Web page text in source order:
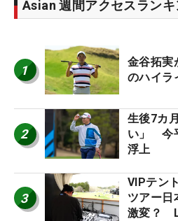
Asian 週間アクセスランキ
1
金谷拓
のハイラ
2
生後7カ
い」 今
浮上
3
VIPテン
ツアー日
激変？